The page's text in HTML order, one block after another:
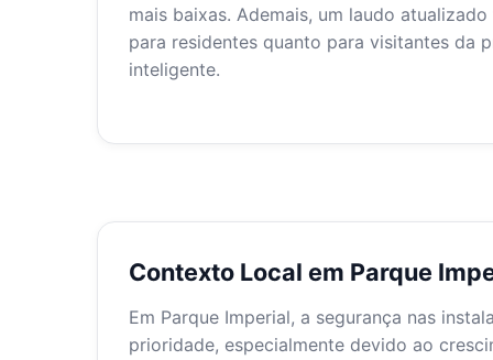
mais baixas. Ademais, um laudo
para residentes quanto para visitantes da
inteligente.
Contexto Local em Parque
Em Parque Imperial, a segurança nas
prioridade, especialmente devido ao